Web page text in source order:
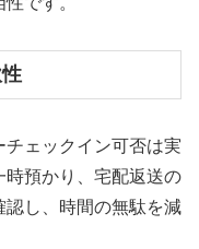
ェックイン可否は実
預かり、宅配返送の
し、時間の無駄を減